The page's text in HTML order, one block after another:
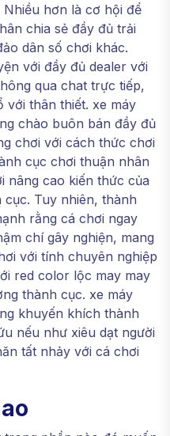
hơn là cơ hội để
chia sẻ đầy đủ trải
dân số chơi khác.
với đầy đủ dealer với
qua chat trực tiếp,
thân thiết. xe máy
chào buôn bán đầy đủ
chơi với cách thức chơi
cục chơi thuận nhân
nâng cao kiến thức của
Tuy nhiên, thành
rằng cá chơi ngay
chí gây nghiện, mang
với tính chuyên nghiệp
red color lộc may may
thành cục. xe máy
khuyến khích thành
nếu như xiêu dạt người
tất nhảy với cá chơi